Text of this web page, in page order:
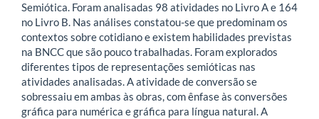
Semiótica. Foram analisadas 98 atividades no Livro A e 164
no Livro B. Nas análises constatou-se que predominam os
contextos sobre cotidiano e existem habilidades previstas
na BNCC que são pouco trabalhadas. Foram explorados
diferentes tipos de representações semióticas nas
atividades analisadas. A atividade de conversão se
sobressaiu em ambas às obras, com ênfase às conversões
gráfica para numérica e gráfica para língua natural. A